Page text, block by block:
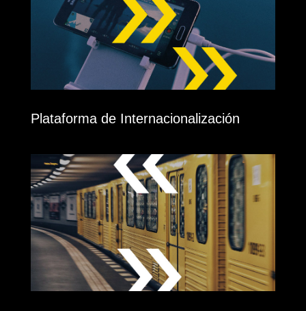
Plataforma de Internacionalización